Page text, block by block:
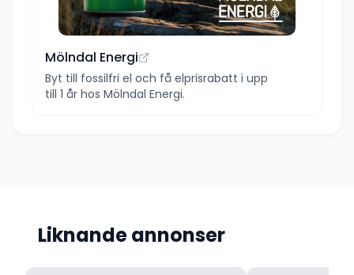
Mölndal Energi
Byt till fossilfri el och få elprisrabatt i upp
till 1 år hos Mölndal Energi.
Liknande annonser